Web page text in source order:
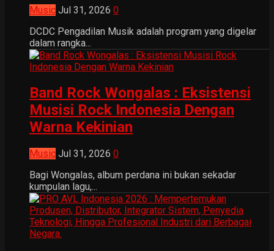
Music Jul 31, 2026 0
DCDC Pengadilan Musik adalah program yang digelar
dalam rangka...
Band Rock Wongalas : Eksistensi
Musisi Rock Indonesia Dengan
Warna Kekinian
Music Jul 31, 2026 0
Bagi Wongalas, album perdana ini bukan sekadar
kumpulan lagu,...